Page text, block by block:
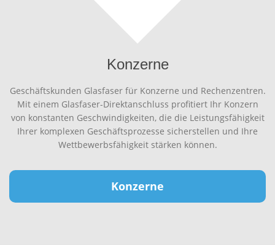
Konzerne
Geschäftskunden Glasfaser für Konzerne und Rechenzentren.
Mit einem Glasfaser-Direktanschluss profitiert Ihr Konzern
von konstanten Geschwindigkeiten, die die Leistungsfähigkeit
Ihrer komplexen Geschäftsprozesse sicherstellen und Ihre
Wettbewerbsfähigkeit stärken können.
Konzerne